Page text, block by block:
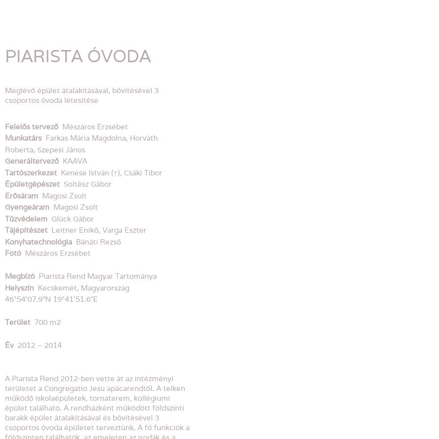
PIARISTA ÓVODA
Meglévő épület átalakításával, bővítésével 3
csoportos óvoda létesítése
Felelős tervező Mészáros Erzsébet
Munkatárs Farkas Mária Magdolna, Horváth
Roberta, Szepesi János
Generáltervező KAAVA
Tartószerkezet Kenese István (†), Csáki Tibor
Épületgépészet Soltész Gábor
Erősáram Magosi Zsolt
Gyengeáram Magosi Zsolt
Tűzvédelem Glück Gábor
Tájépítészet Leitner Enikő, Varga Eszter
Konyhatechnológia Bánáti Rezső
Fotó Mészáros Erzsébet
Megbízó Piarista Rend Magyar Tartománya
Helyszín Kecskemét, Magyarország
46°54’07.9″N 19°41’51.6″E
Terület 700 m2
Év 2012 – 2014
A Piarista Rend 2012-ben vette át az intézményi
területet a Congregatio Jesu apácarendtől. A telken
működő iskolaépületek, tornaterem, kollégiumi
épület található. A rendházként működött földszinti
barakk épület átalakításával és bővítésével 3
csoportos óvoda épületet terveztünk. A fő funkciók a
földszinten találhatók, az emeleten az irodák és a